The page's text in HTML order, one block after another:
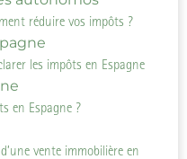
réduire vos impôts ?
les impôts en Espagne
en Espagne ?
vente immobilière en